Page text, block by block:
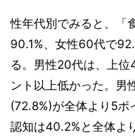
性年代別でみると、「
90.1%、女性60代で
る。男性20代は、上位
ント以上低かった。男
(72.8%)が全体より5ポ
認知は40.2%と全体よ